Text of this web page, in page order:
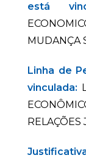
está
MUDANÇA
Linha de
vinculada: